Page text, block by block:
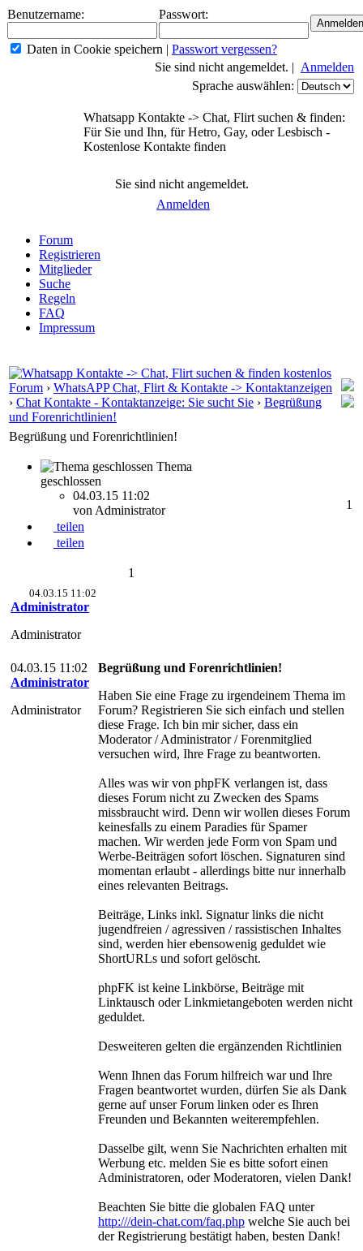
Benutzername: Passwort:
Daten in Cookie speichern | Passwort vergessen?
Sie sind nicht angemeldet. | Anmelden
Sprache auswählen:
Whatsapp Kontakte -> Chat, Flirt suchen & finden:
Für Sie und Ihn, für Hetro, Gay, oder Lesbisch -
Kostenlose Kontakte finden
Sie sind nicht angemeldet.
Anmelden
Forum
Registrieren
Mitglieder
Suche
Regeln
FAQ
Impressum
Forum › WhatsAPP Chat, Flirt & Kontakte -> Kontaktanzeigen
› Chat Kontakte - Kontaktanzeige: Sie sucht Sie › Begrüßung
und Forenrichtlinien!
Begrüßung und Forenrichtlinien!
Thema
geschlossen
04.03.15 11:02
von Administrator
teilen
teilen
1
1
04.03.15 11:02
Administrator
Administrator
04.03.15 11:02
Administrator
Administrator
Begrüßung und Forenrichtlinien!
Haben Sie eine Frage zu irgendeinem Thema im
Forum? Registrieren Sie sich einfach und stellen
diese Frage. Ich bin mir sicher, dass ein
Moderator / Administrator / Forenmitglied
versuchen wird, Ihre Frage zu beantworten.
Alles was wir von phpFK verlangen ist, dass
dieses Forum nicht zu Zwecken des Spams
missbraucht wird. Denn wir wollen dieses Forum
keinesfalls zu einem Paradies für Spamer
machen. Wir werden jede Form von Spam und
Werbe-Beiträgen sofort löschen. Signaturen sind
momentan erlaubt - allerdings bitte nur innerhalb
eines relevanten Beitrags.
Beiträge, Links inkl. Signatur links die nicht
jugendfreien / agressiven / rassistischen Inhaltes
sind, werden hier ebensowenig geduldet wie
ShortURLs und sofort gelöscht.
phpFK ist keine Linkbörse, Beiträge mit
Linktausch oder Linkmietangeboten werden nicht
geduldet.
Desweiteren gelten die ergänzenden Richtlinien
Wenn Ihnen das Forum hilfreich war und Ihre
Fragen beantwortet wurden, dürfen Sie als Dank
gerne auf unser Forum linken oder es Ihren
Freunden und Bekannten weiterempfehlen.
Dasselbe gilt, wenn Sie Nachrichten erhalten mit
Werbung etc. melden Sie es bitte sofort einen
Administratoren, oder Moderatoren, vielen Dank!
Beachten Sie bitte die globalen FAQ unter
http:///dein-chat.com/faq.php welche Sie auch bei
der Registrierung bestätigt haben, besten Dank!